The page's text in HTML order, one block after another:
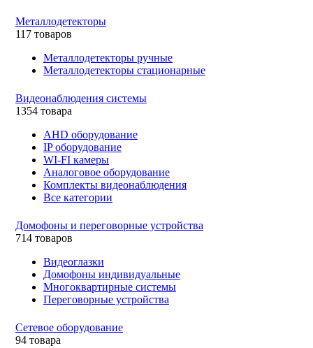
Металлодетекторы
117 товаров
Металлодетекторы ручные
Металлодетекторы стационарные
Видеонаблюдения cистемы
1354 товара
AHD оборудование
IP оборудование
WI-FI камеры
Аналоговое оборудование
Комплекты видеонаблюдения
Все категории
Домофоны и переговорные устройства
714 товаров
Видеоглазки
Домофоны индивидуальные
Многоквартирные системы
Переговорные устройства
Сетевое оборудование
94 товара